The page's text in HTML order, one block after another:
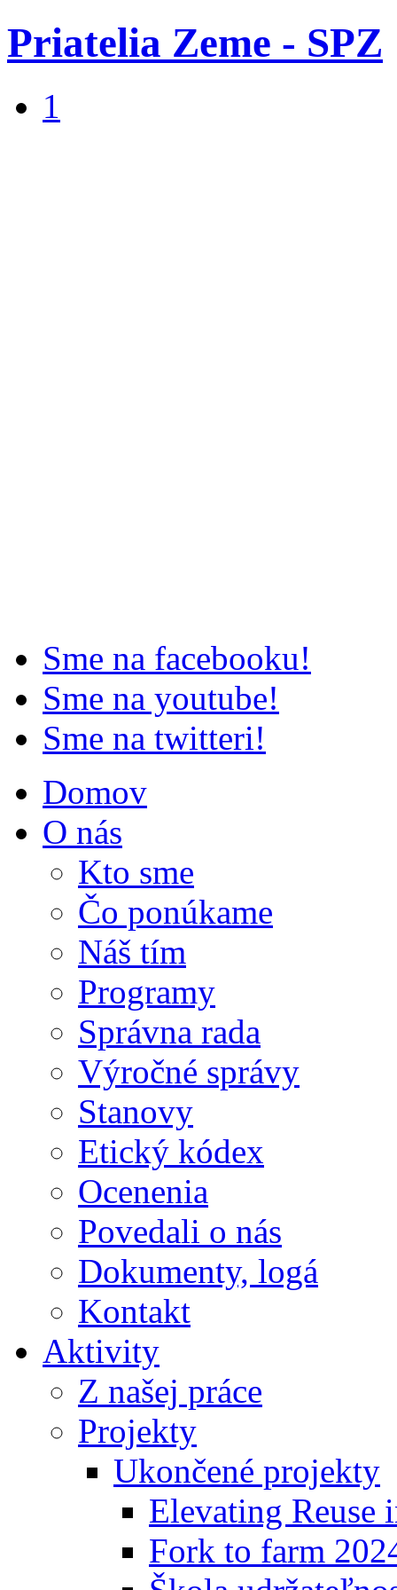
Priatelia Zeme - SPZ
1
Sme na facebooku!
Sme na youtube!
Sme na twitteri!
Domov
O nás
Kto sme
Čo ponúkame
Náš tím
Programy
Správna rada
Výročné správy
Stanovy
Etický kódex
Ocenenia
Povedali o nás
Dokumenty, logá
Kontakt
Aktivity
Z našej práce
Projekty
Ukončené projekty
Elevating Reuse
Fork to farm